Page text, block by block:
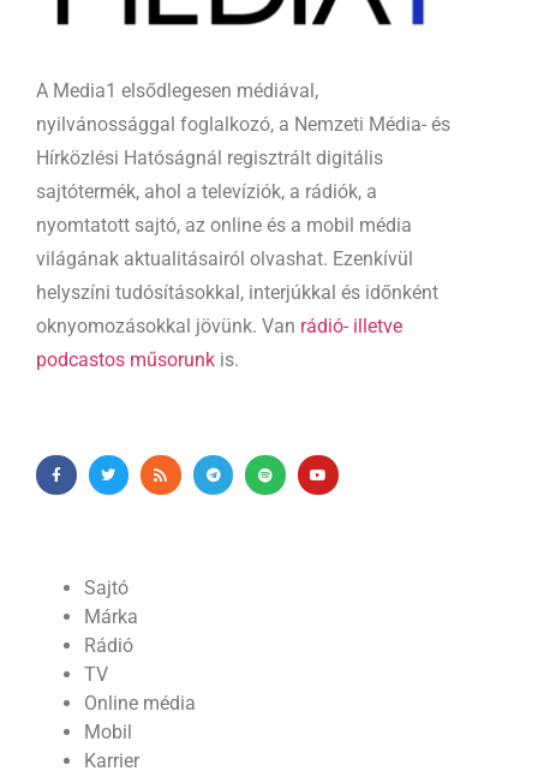
A Media1 elsődlegesen médiával,
nyilvánossággal foglalkozó, a Nemzeti Média- és
Hírközlési Hatóságnál regisztrált digitális
sajtótermék, ahol a televíziók, a rádiók, a
nyomtatott sajtó, az online és a mobil média
világának aktualitásairól olvashat. Ezenkívül
helyszíni tudósításokkal, interjúkkal és időnként
oknyomozásokkal jövünk. Van rádió- illetve
podcastos műsorunk is.
Sajtó
Márka
Rádió
TV
Online média
Mobil
Karrier